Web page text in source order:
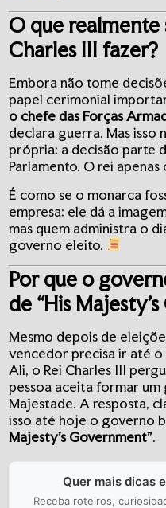
O que realmente
Charles III fazer?
Embora não tome
papel cerimonial
o chefe das Forças
declara guerra. Mas
própria: a decisão parte
Parlamento. O rei
É como se o monarca
empresa: ele dá a
mas quem administra o
governo eleito.
Por que o
de “His
Mesmo depois de
vencedor precisa ir até o
Ali, o Rei Charles III
pessoa aceita formar
Majestade. A resposta,
isso até hoje o governo
Majesty’s Government”.
Quer mais dicas
Receba roteiros,